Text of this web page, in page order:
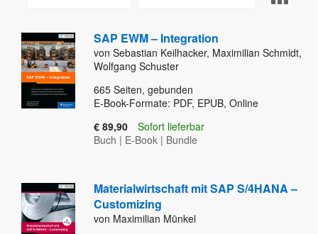
SAP EWM – Integration
von Sebastian Keilhacker, Maximilian Schmidt,
Wolfgang Schuster
665 Seiten, gebunden
E-Book-Formate: PDF, EPUB, Online
€ 89,90
Sofort lieferbar
Buch | E-Book | Bundle
Materialwirtschaft mit SAP S/4HANA –
Customizing
von Maximilian Münkel